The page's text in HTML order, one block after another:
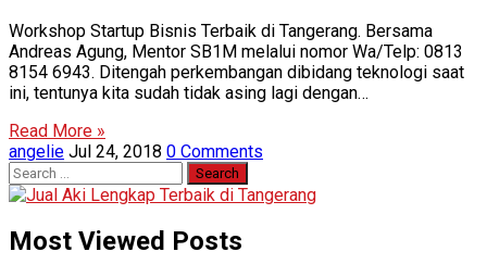
Workshop Startup Bisnis Terbaik di Tangerang. Bersama
Andreas Agung, Mentor SB1M melalui nomor Wa/Telp: 0813
8154 6943. Ditengah perkembangan dibidang teknologi saat
ini, tentunya kita sudah tidak asing lagi dengan…
Read More »
angelie Jul 24, 2018 0 Comments
Search
for:
Most Viewed Posts